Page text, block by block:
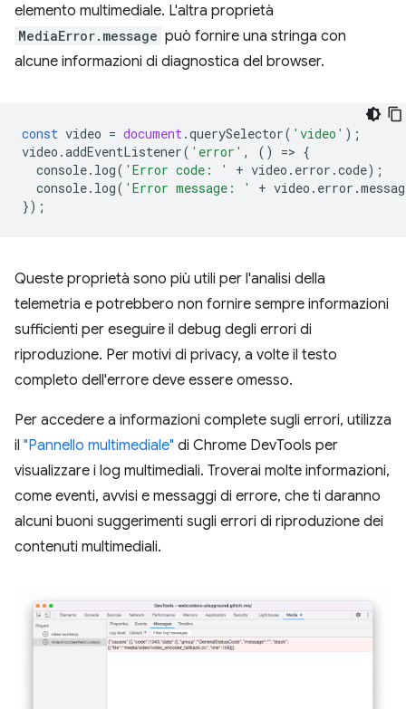
elemento multimediale. L'altra proprietà
MediaError.message può fornire una stringa con
alcune informazioni di diagnostica del browser.
const video = document.querySelector( 'video' );
video .addEventListener( 'error' , () => {
console. log( 'Error code: ' + video . error .code);
console. log( 'Error message: ' + video . error .
});
Queste proprietà sono più utili per l'analisi della
telemetria e potrebbero non fornire sempre informazioni
sufficienti per eseguire il debug degli errori di
riproduzione. Per motivi di privacy, a volte il testo
completo dell'errore deve essere omesso.
Per accedere a informazioni complete sugli errori, utilizza
il "Pannello multimediale" di Chrome DevTools per
visualizzare i log multimediali. Troverai molte informazioni,
come eventi, avvisi e messaggi di errore, che ti daranno
alcuni buoni suggerimenti sugli errori di riproduzione dei
contenuti multimediali.